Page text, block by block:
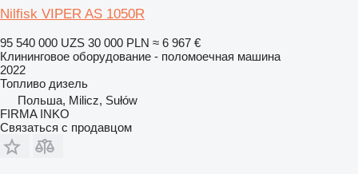
Nilfisk VIPER AS 1050R
95 540 000 UZS 30 000 PLN ≈ 6 967 €
Клининговое оборудование - поломоечная машина
2022
Топливо дизель
Польша, Milicz, Sułów
FIRMA INKO
Связаться с продавцом